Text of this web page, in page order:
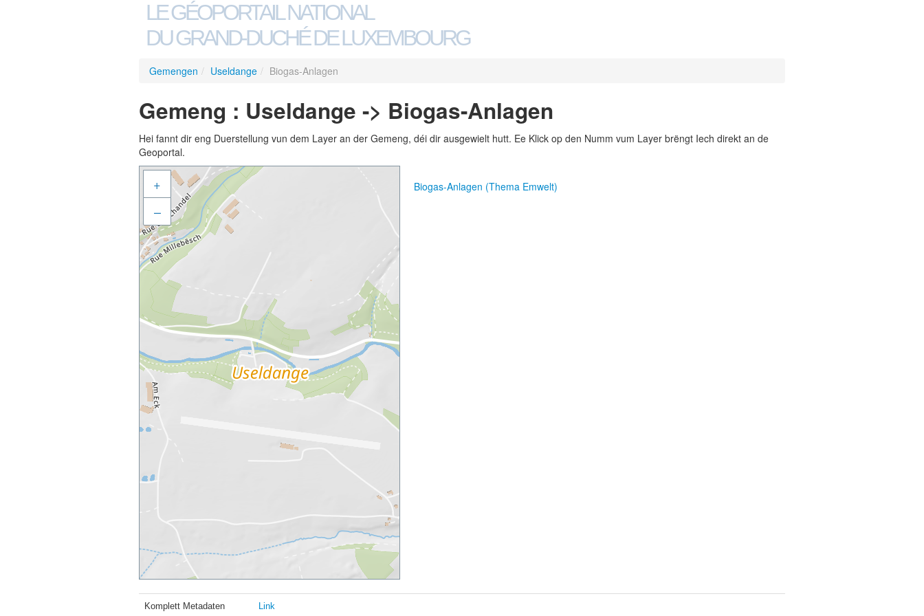
LE GÉOPORTAIL NATIONAL
DU GRAND-DUCHÉ DE LUXEMBOURG
Gemengen / Useldange / Biogas-Anlagen
Gemeng : Useldange -> Biogas-Anlagen
Hei fannt dir eng Duerstellung vun dem Layer an der Gemeng, déi dir ausgewielt hutt. Ee Klick op den Numm vum Layer brëngt Iech direkt an de
Geoportal.
+
–
Biogas-Anlagen (Thema Emwelt)
Komplett Metadaten Link